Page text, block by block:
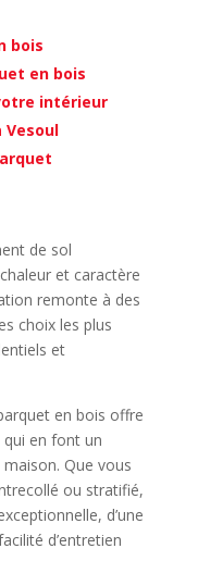
bois
en bois
intérieur
Vesoul
de sol
et caractère
remonte à des
choix les plus
et
en bois offre
en font un
Que vous
ou stratifié,
d’une
d’entretien